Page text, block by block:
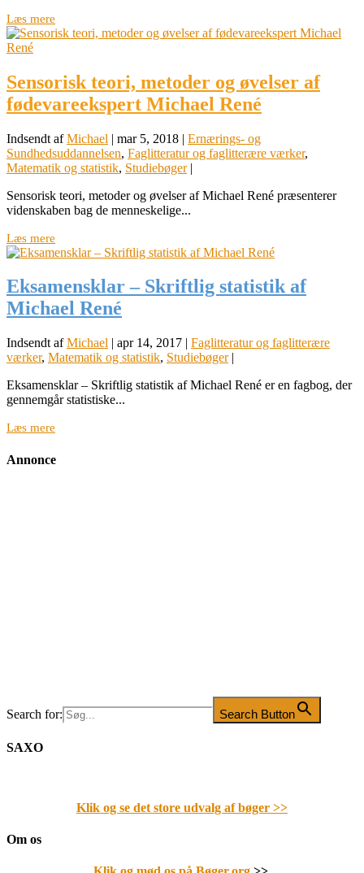
Læs mere
Sensorisk teori, metoder og øvelser af
fødevareekspert Michael René
Indsendt afMichael | mar 5, 2018 | Ernærings- og
Sundhedsuddannelsen, Faglitteratur og faglitterære værker,
Matematik og statistik, Studiebøger|
Sensorisk teori, metoder og øvelser af Michael René præsenterer
videnskaben bag de menneskelige...
Læs mere
Eksamensklar – Skriftlig statistik af
Michael René
Indsendt afMichael | apr 14, 2017 | Faglitteratur og faglitterære
værker, Matematik og statistik, Studiebøger|
Eksamensklar – Skriftlig statistik af Michael René er en fagbog, der
gennemgår statistiske...
Læs mere
Annonce
Search for: Search Button
SAXO
Klik og se det store udvalg af bøger >>
Om os